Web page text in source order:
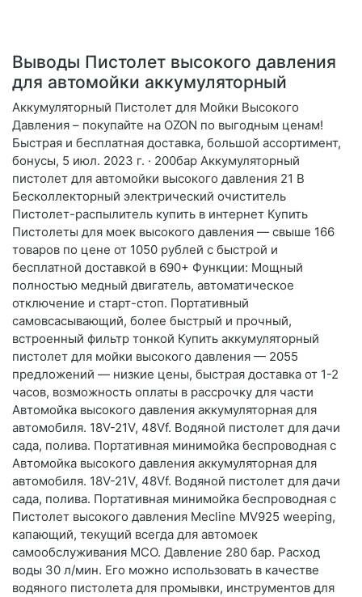
Выводы Пистолет высокого давления
для автомойки аккумуляторный
Аккумуляторный Пистолет для Мойки Высокого
Давления – покупайте на OZON по выгодным ценам!
Быстрая и бесплатная доставка, большой ассортимент,
бонусы, 5 июл. 2023 г. · 200бар Аккумуляторный
пистолет для автомойки высокого давления 21 В
Бесколлекторный электрический очиститель
Пистолет-распылитель купить в интернет Купить
Пистолеты для моек высокого давления — свыше 166
товаров по цене от 1050 рублей с быстрой и
бесплатной доставкой в 690+ Функции: Мощный
полностью медный двигатель, автоматическое
отключение и старт-стоп. Портативный
самовсасывающий, более быстрый и прочный,
встроенный фильтр тонкой Купить аккумуляторный
пистолет для мойки высокого давления — 2055
предложений — низкие цены, быстрая доставка от 1-2
часов, возможность оплаты в рассрочку для части
Автомойка высокого давления аккумуляторная для
автомобиля. 18V-21V, 48Vf. Водяной пистолет для дачи
сада, полива. Портативная минимойка беспроводная с
Автомойка высокого давления аккумуляторная для
автомобиля. 18V-21V, 48Vf. Водяной пистолет для дачи
сада, полива. Портативная минимойка беспроводная с
Пистолет высокого давления Mecline MV925 weeping,
капающий, текущий всегда для автомоек
самообслуживания МСО. Давление 280 бар. Расход
воды 30 л/мин. Его можно использовать в качестве
водяного пистолета для промывки, инструментов для